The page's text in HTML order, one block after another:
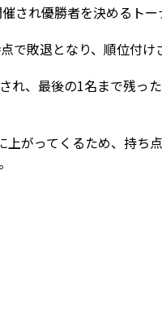
され優勝者を決めるトー
敗退となり、順位付け
れ、最後の1名まで残っ
がってくるため、持ち